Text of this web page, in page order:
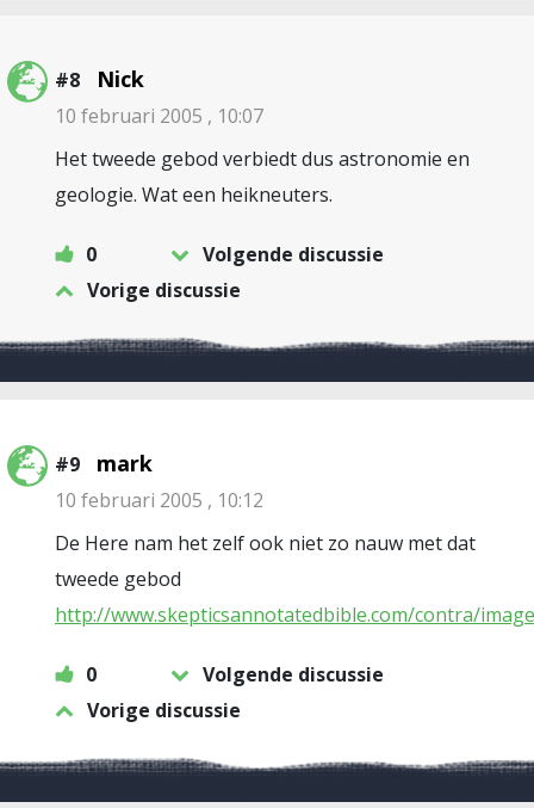
#8 Nick
10 februari 2005 , 10:07
Het tweede gebod verbiedt dus astronomie en
geologie. Wat een heikneuters.
0
Volgende discussie
Vorige discussie
#9 mark
10 februari 2005 , 10:12
De Here nam het zelf ook niet zo nauw met dat
tweede gebod
http://www.skepticsannotatedbible.com/contra/
0
Volgende discussie
Vorige discussie